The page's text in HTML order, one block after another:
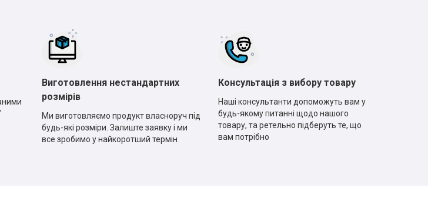
Виготовлення нестандартних
розмірів
Ми виготовляємо продукт власноруч під
будь-які розміри. Залиште заявку і ми
все зробимо у найкоротший термін
Консультація з вибору товару
Наші консультанти допоможуть вам у
будь-якому питанні щодо нашого
товару, та ретельно підберуть те, що
вам потрібно